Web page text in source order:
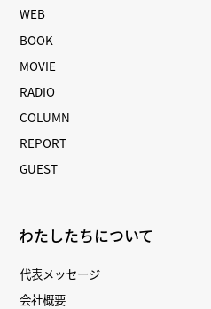
WEB
BOOK
MOVIE
RADIO
COLUMN
REPORT
GUEST
わたしたちについて
代表メッセージ
会社概要